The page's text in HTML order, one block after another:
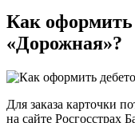
Как оформить
«Дорожная»?
Для заказа карточки
на сайте Росгосстрах